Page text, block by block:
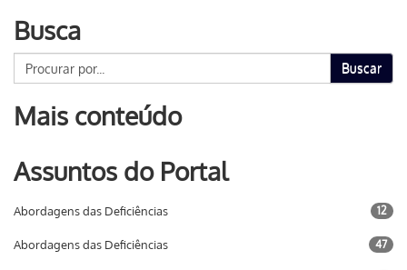
Busca
Buscar
Mais conteúdo
Assuntos do Portal
Abordagens das Deficiências 12
Abordagens das Deficiências 47